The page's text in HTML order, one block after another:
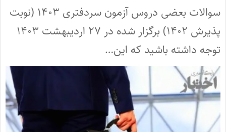
سوالات بعضی دروس آزمون سردفتری ۱۴۰۳ (نوبت
پذیرش ۱۴۰۲) برگزار شده در ۲۷ اردیبهشت ۱۴۰۳
توجه داشته باشید که این…